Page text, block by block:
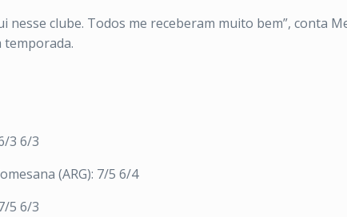
clube. Todos me receberam muito bem”, conta
3 6/3
(ARG): 7/5 6/4
5 6/3